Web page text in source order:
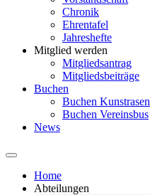
Chronik
Ehrentafel
Jahreshefte
Mitglied werden
Mitgliedsantrag
Mitgliedsbeiträge
Buchen
Buchen Kunstrasen
Buchen Vereinsbus
News
Home
Abteilungen